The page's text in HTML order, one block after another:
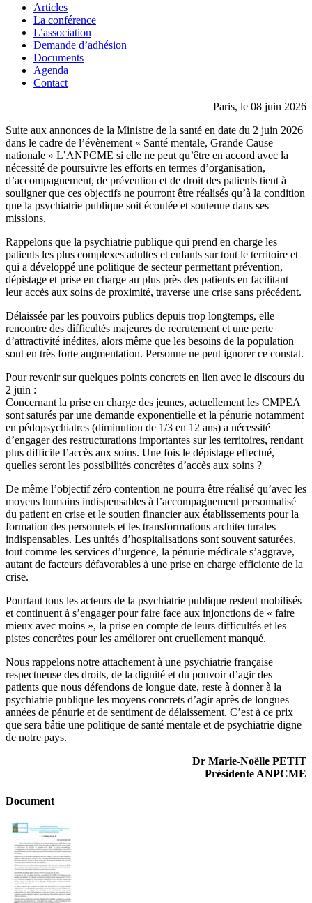
Articles
La conférence
L’association
Demande d’adhésion
Documents
Agenda
Contact
Paris, le 08 juin 2026
Suite aux annonces de la Ministre de la santé en date du 2 juin 2026
dans le cadre de l’évènement « Santé mentale, Grande Cause
nationale » L’ANPCME si elle ne peut qu’être en accord avec la
nécessité de poursuivre les efforts en termes d’organisation,
d’accompagnement, de prévention et de droit des patients tient à
souligner que ces objectifs ne pourront être réalisés qu’à la condition
que la psychiatrie publique soit écoutée et soutenue dans ses
missions.
Rappelons que la psychiatrie publique qui prend en charge les
patients les plus complexes adultes et enfants sur tout le territoire et
qui a développé une politique de secteur permettant prévention,
dépistage et prise en charge au plus près des patients en facilitant
leur accès aux soins de proximité, traverse une crise sans précédent.
Délaissée par les pouvoirs publics depuis trop longtemps, elle
rencontre des difficultés majeures de recrutement et une perte
d’attractivité inédites, alors même que les besoins de la population
sont en très forte augmentation. Personne ne peut ignorer ce constat.
Pour revenir sur quelques points concrets en lien avec le discours du
2 juin :
Concernant la prise en charge des jeunes, actuellement les CMPEA
sont saturés par une demande exponentielle et la pénurie notamment
en pédopsychiatres (diminution de 1/3 en 12 ans) a nécessité
d’engager des restructurations importantes sur les territoires, rendant
plus difficile l’accès aux soins. Une fois le dépistage effectué,
quelles seront les possibilités concrètes d’accès aux soins ?
De même l’objectif zéro contention ne pourra être réalisé qu’avec les
moyens humains indispensables à l’accompagnement personnalisé
du patient en crise et le soutien financier aux établissements pour la
formation des personnels et les transformations architecturales
indispensables. Les unités d’hospitalisations sont souvent saturées,
tout comme les services d’urgence, la pénurie médicale s’aggrave,
autant de facteurs défavorables à une prise en charge efficiente de la
crise.
Pourtant tous les acteurs de la psychiatrie publique restent mobilisés
et continuent à s’engager pour faire face aux injonctions de « faire
mieux avec moins », la prise en compte de leurs difficultés et les
pistes concrètes pour les améliorer ont cruellement manqué.
Nous rappelons notre attachement à une psychiatrie française
respectueuse des droits, de la dignité et du pouvoir d’agir des
patients que nous défendons de longue date, reste à donner à la
psychiatrie publique les moyens concrets d’agir après de longues
années de pénurie et de sentiment de délaissement. C’est à ce prix
que sera bâtie une politique de santé mentale et de psychiatrie digne
de notre pays.
Dr Marie-Noëlle PETIT
Présidente ANPCME
Document